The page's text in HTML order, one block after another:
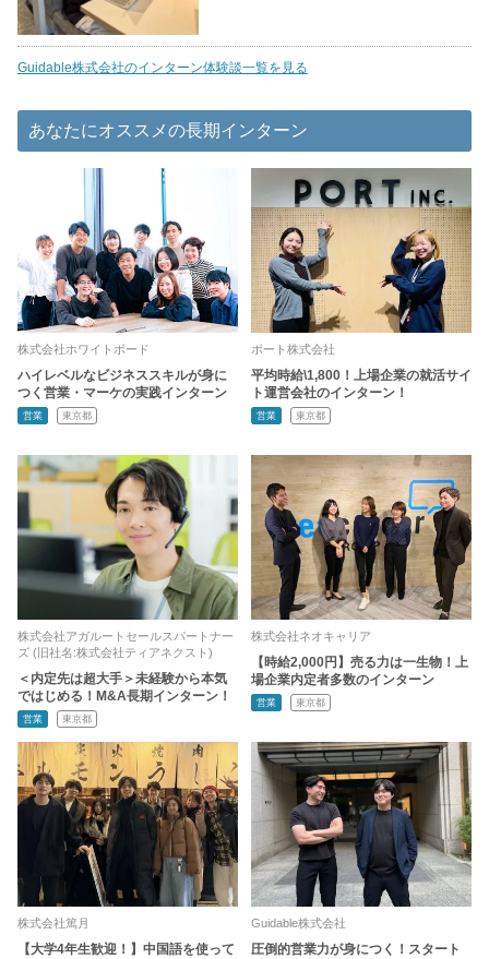
Guidable株式会社のインターン体験談一覧を見る
あなたにオススメの長期インターン
株式会社ホワイトボード
ハイレベルなビジネススキルが身に
つく営業・マーケの実践インターン
営業 東京都
ポート株式会社
平均時給\1,800！上場企業の就活サイ
ト運営会社のインターン！
営業 東京都
株式会社アガルートセールスパートナー
ズ (旧社名:株式会社ティアネクスト)
＜内定先は超大手＞未経験から本気
ではじめる！M&A長期インターン！
営業 東京都
株式会社ネオキャリア
【時給2,000円】売る力は一生物！上
場企業内定者多数のインターン
営業 東京都
株式会社篤月
【大学4年生歓迎！】中国語を使って
Guidable株式会社
圧倒的営業力が身につく！スタート